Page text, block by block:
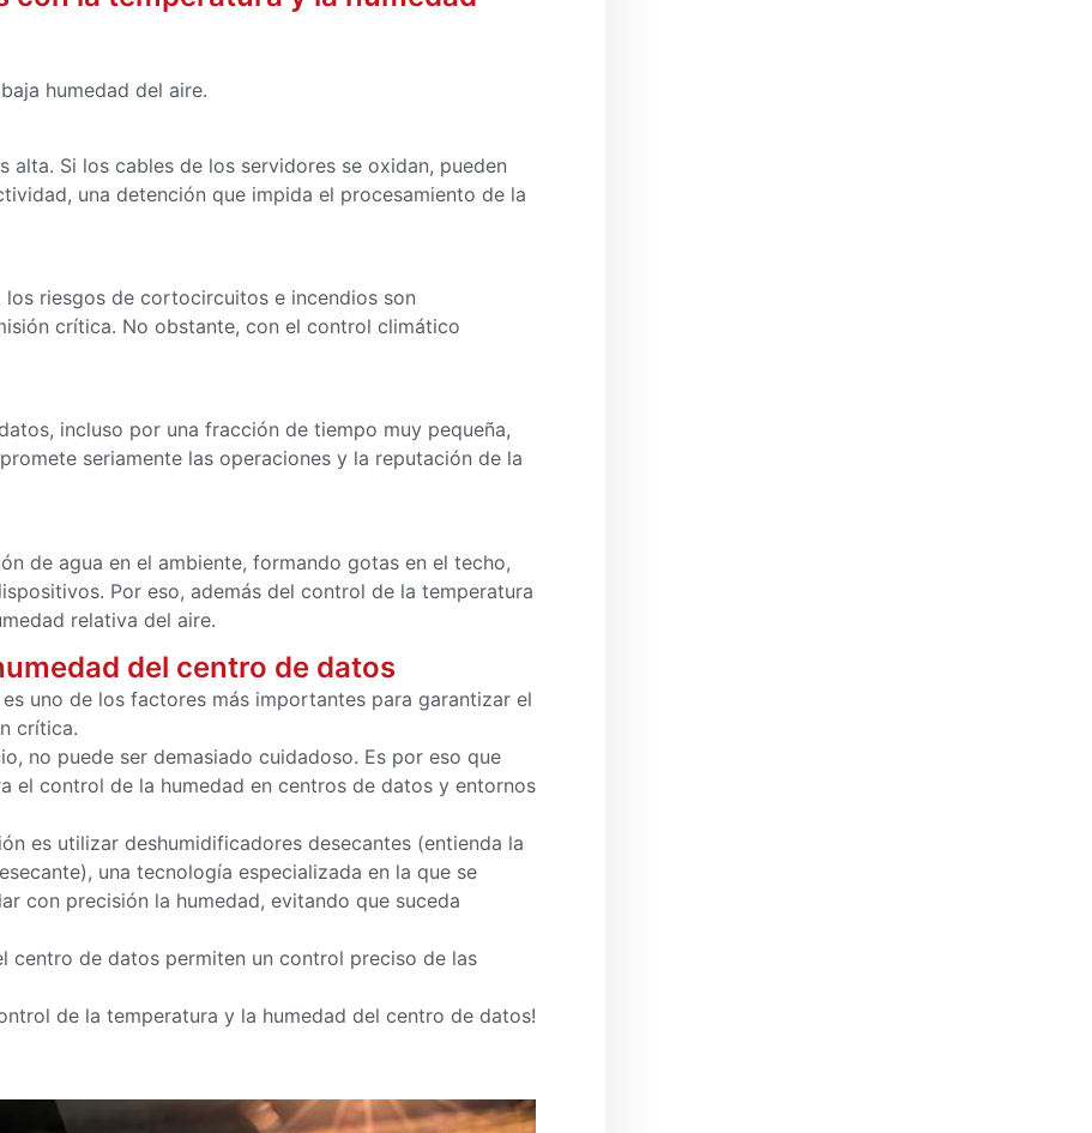
humedad del aire.
Si los cables de los servidores se oxidan, pueden
una detención que impida el procesamiento de la
riesgos de cortocircuitos e incendios son
crítica. No obstante, con el control climático
incluso por una fracción de tiempo muy pequeña,
seriamente las operaciones y la reputación de la
de agua en el ambiente, formando gotas en el techo,
Por eso, además del control de la temperatura
relativa del aire.
del centro de datos
uno de los factores más importantes para garantizar el
crítica.
no puede ser demasiado cuidadoso. Es por eso que
el control de la humedad en centros de datos y entornos
es utilizar deshumidificadores desecantes (entienda la
una tecnología especializada en la que se
con precisión la humedad, evitando que suceda
centro de datos permiten un control preciso de las
de la temperatura y la humedad del centro de datos!